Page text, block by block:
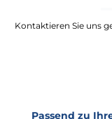
Kontaktieren Sie uns
Produktgalerie
Passend zu